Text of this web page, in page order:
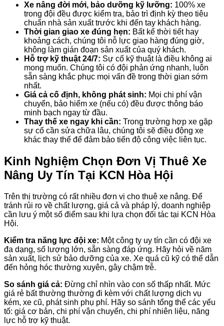
Xe nâng đời mới, bảo dưỡng kỹ lưỡng: 100% xe
trong đội đều được kiểm tra, bảo trì định kỳ theo tiêu
chuẩn nhà sản xuất trước khi đến tay khách hàng.
Thời gian giao xe đúng hẹn: Bất kể thời tiết hay
khoảng cách, chúng tôi nỗ lực giao hàng đúng giờ,
không làm gián đoạn sản xuất của quý khách.
Hỗ trợ kỹ thuật 24/7: Sự cố kỹ thuật là điều không ai
mong muốn. Chúng tôi có đội phản ứng nhanh, luôn
sẵn sàng khắc phục mọi vấn đề trong thời gian sớm
nhất.
Giá cả cố định, không phát sinh: Mọi chi phí vận
chuyển, bảo hiểm xe (nếu có) đều được thông báo
minh bạch ngay từ đầu.
Thay thế xe ngay khi cần: Trong trường hợp xe gặp
sự cố cần sửa chữa lâu, chúng tôi sẽ điều động xe
khác thay thế để đảm bảo tiến độ công việc liên tục.
Kinh Nghiệm Chọn Đơn Vị Thuê Xe
Nâng Uy Tín Tại KCN Hòa Hội
Trên thị trường có rất nhiều đơn vị cho thuê xe nâng. Để
tránh rủi ro về chất lượng, giá cả và pháp lý, doanh nghiệp
cần lưu ý một số điểm sau khi lựa chọn đối tác tại KCN Hòa
Hội.
Kiểm tra năng lực đội xe: Một công ty uy tín cần có đội xe
đa dạng, số lượng lớn, sẵn sàng đáp ứng. Hãy hỏi về năm
sản xuất, lịch sử bảo dưỡng của xe. Xe quá cũ kỹ có thể dẫn
đến hỏng hóc thường xuyên, gây chậm trễ.
So sánh giá cả: Đừng chỉ nhìn vào con số thấp nhất. Mức
giá rẻ bất thường thường đi kèm với chất lượng dịch vụ
kém, xe cũ, phát sinh phụ phí. Hãy so sánh tổng thể các yếu
tố: giá cơ bản, chi phí vận chuyển, chi phí nhiên liệu, năng
lực hỗ trợ kỹ thuật.